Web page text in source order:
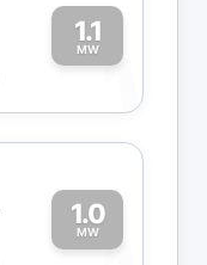
1.1
MW1
1.0
MW